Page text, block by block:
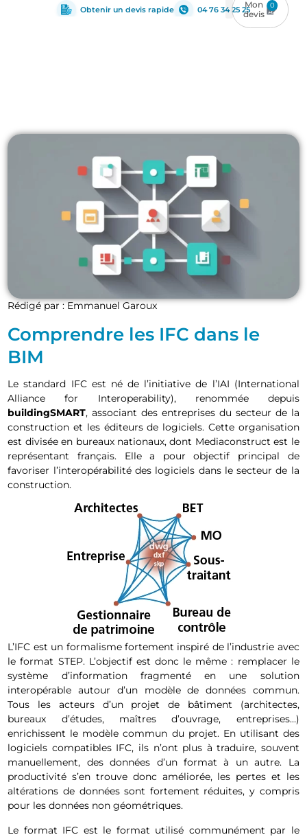
Obtenir un devis rapide 04 76 34 25 25 0
Management du BIM
Rédigé par : Emmanuel Garoux
Comprendre les IFC dans le
BIM
Le standard IFC est né de l’initiative de l’IAI (International
Alliance for Interoperability), renommée depuis
buildingSMART, associant des entreprises du secteur de la
construction et les éditeurs de logiciels. Cette organisation
est divisée en bureaux nationaux, dont Mediaconstruct est le
représentant français. Elle a pour objectif principal de
favoriser l’interopérabilité des logiciels dans le secteur de la
construction.
L’IFC est un formalisme fortement inspiré de l’industrie avec
le format STEP. L’objectif est donc le même : remplacer le
système d’information fragmenté en une solution
interopérable autour d’un modèle de données commun.
Tous les acteurs d’un projet de bâtiment (architectes,
bureaux d’études, maîtres d’ouvrage, entreprises…)
enrichissent le modèle commun du projet. En utilisant des
logiciels compatibles IFC, ils n’ont plus à traduire, souvent
manuellement, des données d’un format à un autre. La
productivité s’en trouve donc améliorée, les pertes et les
altérations de données sont fortement réduites, y compris
pour les données non géométriques.
Le format IFC est le format utilisé communément par le